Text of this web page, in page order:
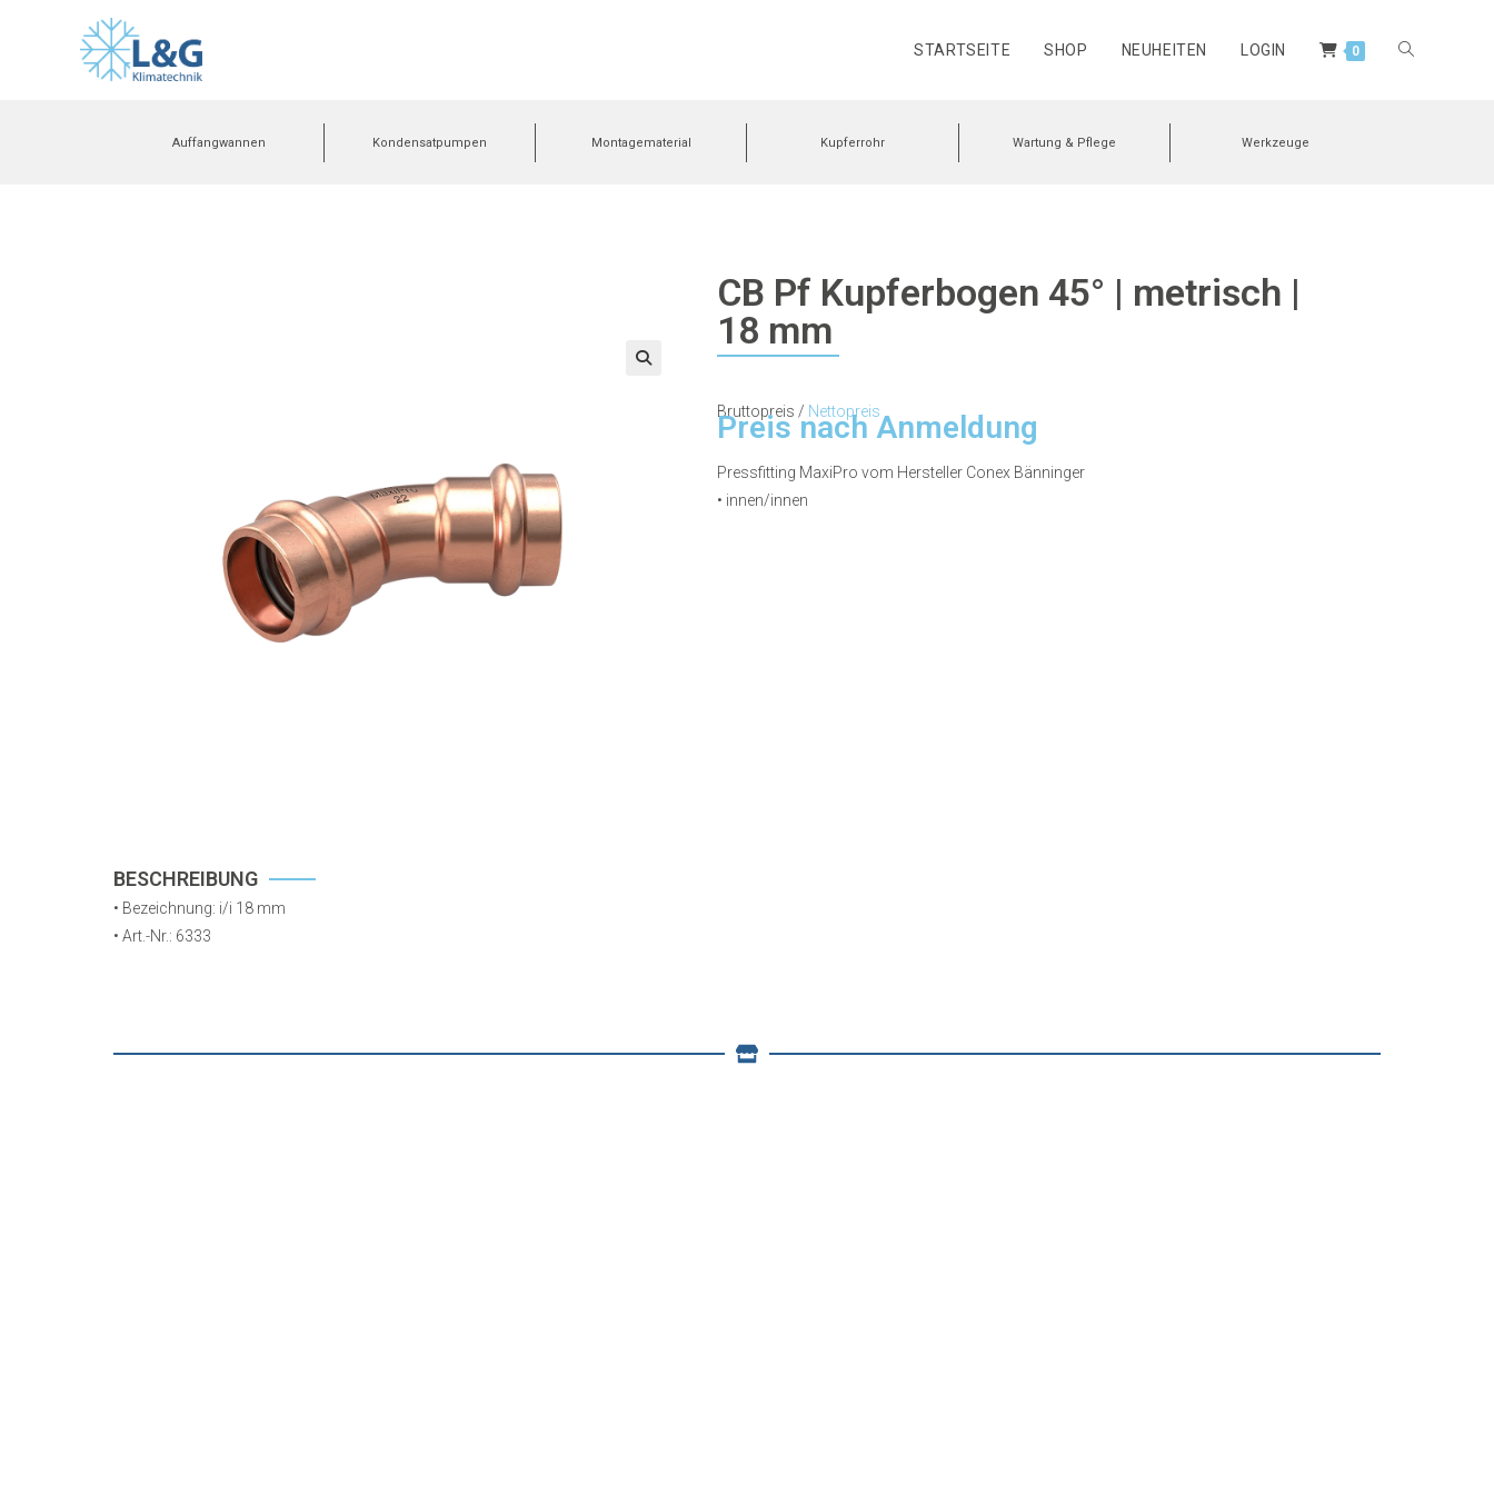
STARTSEITE SHOP NEUHEITEN LOGIN 0
Auffangwannen Kondensatpumpen Montagematerial Kupferrohr Wartung & Pflege Werkzeuge
CB Pf Kupferbogen 45° | metrisch |
18 mm
Bruttopreis / Nettopreis
Preis nach Anmeldung
Pressfitting MaxiPro vom Hersteller Conex Bänninger
• innen/innen
BESCHREIBUNG
• Bezeichnung: i/i 18 mm
• Art.-Nr.: 6333